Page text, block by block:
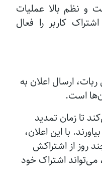
و نظم بالا عملیات
کاربر را فعال
ارسال اعلان به
است.
تا زمان تمدید
با این اعلان،
روز از اشتراکش
می‌تواند اشتراک خود